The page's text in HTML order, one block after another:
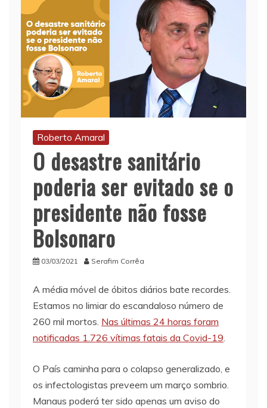
Roberto Amaral
O desastre sanitário
poderia ser evitado se o
presidente não fosse
Bolsonaro
03/03/2021 Serafim Corrêa
A média móvel de óbitos diários bate recordes.
Estamos no limiar do escandaloso número de
260 mil mortos. Nas últimas 24 horas foram
notificadas 1.726 vítimas fatais da Covid-19
O País caminha para o colapso generalizado, e
os infectologistas preveem um março sombrio.
Manaus poderá ter sido apenas um aviso do